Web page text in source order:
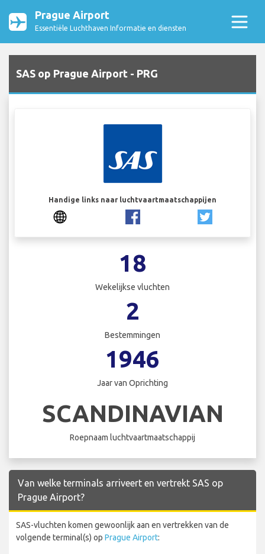
Prague Airport
Essentiële Luchthaven Informatie en diensten
SAS op Prague Airport - PRG
Handige links naar luchtvaartmaatschappijen
18
Wekelijkse vluchten
2
Bestemmingen
1946
Jaar van Oprichting
SCANDINAVIAN
Roepnaam luchtvaartmaatschappij
Van welke terminals arriveert en vertrekt SAS op
Prague Airport?
SAS-vluchten komen gewoonlijk aan en vertrekken van de
volgende terminal(s) op Prague Airport: